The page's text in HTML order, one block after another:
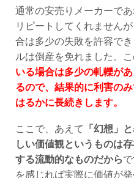
通常の安売りメーカーで
リピートしてくれません
合は多少の失敗を許容で
ルは倒産を免れました。
いる場合は多少の軋轢が
るので、結果的に利害の
はるかに長続きします。
ここで、あえて 「幻想」
しい価値観というものは
する流動的なものだから
を感じれば実際に価値が